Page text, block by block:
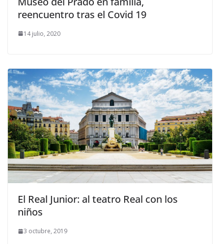
reencuentro tras el Covid 19
14 julio, 2020
El Real Junior: al teatro Real con los
niños
3 octubre, 2019